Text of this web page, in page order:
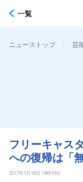
一覧
ニューストップ > 芸
フリーキャス
への復帰は「
2017年3月18日 14時10分